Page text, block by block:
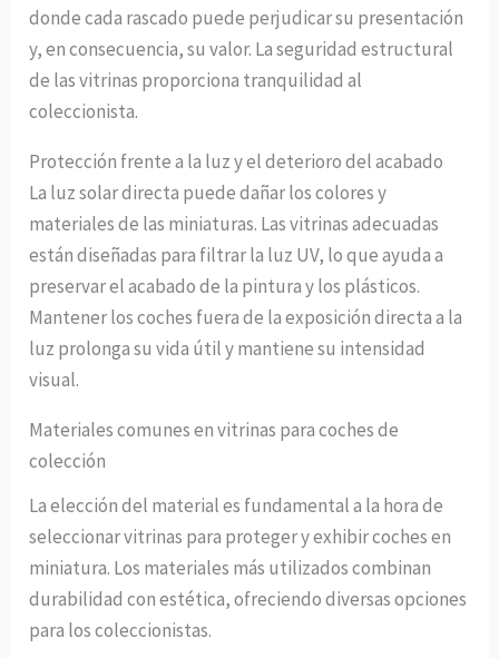
donde cada rascado puede perjudicar su presentación
y, en consecuencia, su valor. La seguridad estructural
de las vitrinas proporciona tranquilidad al
coleccionista.
Protección frente a la luz y el deterioro del acabado
La luz solar directa puede dañar los colores y
materiales de las miniaturas. Las vitrinas adecuadas
están diseñadas para filtrar la luz UV, lo que ayuda a
preservar el acabado de la pintura y los plásticos.
Mantener los coches fuera de la exposición directa a la
luz prolonga su vida útil y mantiene su intensidad
visual.
Materiales comunes en vitrinas para coches de
colección
La elección del material es fundamental a la hora de
seleccionar vitrinas para proteger y exhibir coches en
miniatura. Los materiales más utilizados combinan
durabilidad con estética, ofreciendo diversas opciones
para los coleccionistas.